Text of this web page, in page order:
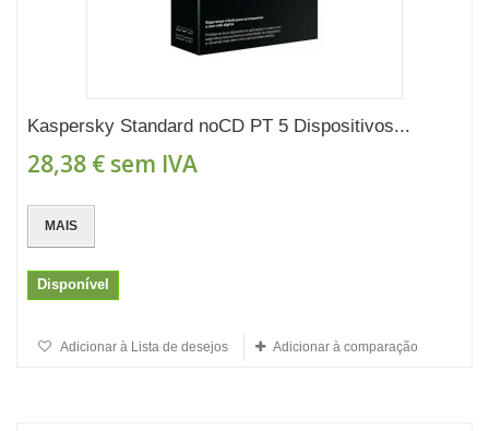
Kaspersky Standard noCD PT 5 Dispositivos...
28,38 € sem IVA
MAIS
Disponível
Adicionar à Lista de desejos Adicionar à comparação